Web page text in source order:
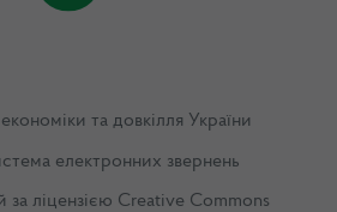
та довкілля України
електронних звернень
за ліцензією Creative Commons